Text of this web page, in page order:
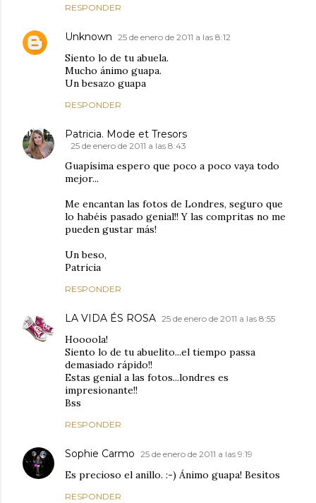
RESPONDER
Unknown 25 de enero de 2011 a las 8:12
Siento lo de tu abuela.
Mucho ánimo guapa.
Un besazo guapa
RESPONDER
Patricia. Mode et Tresors
25 de enero de 2011 a las 8:43
Guapísima espero que poco a poco vaya todo
mejor...
Me encantan las fotos de Londres, seguro que
lo habéis pasado genial!! Y las compritas no me
pueden gustar más!
Un beso,
Patricia
RESPONDER
LA VIDA ÉS ROSA 25 de enero de 2011 a las 8:55
Hoooola!
Siento lo de tu abuelito...el tiempo passa
demasiado rápido!!
Estas genial a las fotos...londres es
impresionante!!
Bss
RESPONDER
Sophie Carmo 25 de enero de 2011 a las 9:19
Es precioso el anillo. :-) Ánimo guapa! Besitos
RESPONDER